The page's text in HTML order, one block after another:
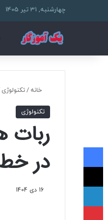
چهارشنبه, 31 تیر 1405
خانه /تکنولوژی
تکنولوژی
ربات‌
در
16 دی 1404